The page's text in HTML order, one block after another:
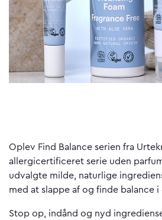
Oplev Find Balance serien fra
allergicertificeret serie uden
udvalgte milde, naturlige
med at slappe af og finde balance
Stop op, indånd og nyd